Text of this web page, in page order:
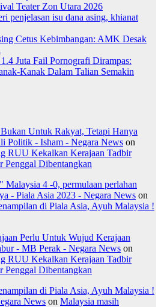
Teater Zon Utara 2026
penjelasan isu dana asing, khianat
Cetus Kebimbangan: AMK Desak
Juta Fail Pornografi Dirampas:
Kanak Dalam Talian Semakin
Untuk Rakyat, Tetapi Hanya
Politik - Isham - Negara News on
RUU Kekalkan Kerajaan Tadbir
Penggal Dibentangkan
Malaysia 4 -0, permulaan perlahan
- Piala Asia 2023 - Negara News on
di Piala Asia, Ayuh Malaysia !
Perlu Untuk Wujud Kerajaan
- MB Perak - Negara News on
RUU Kekalkan Kerajaan Tadbir
Penggal Dibentangkan
di Piala Asia, Ayuh Malaysia !
News on Malaysia masih